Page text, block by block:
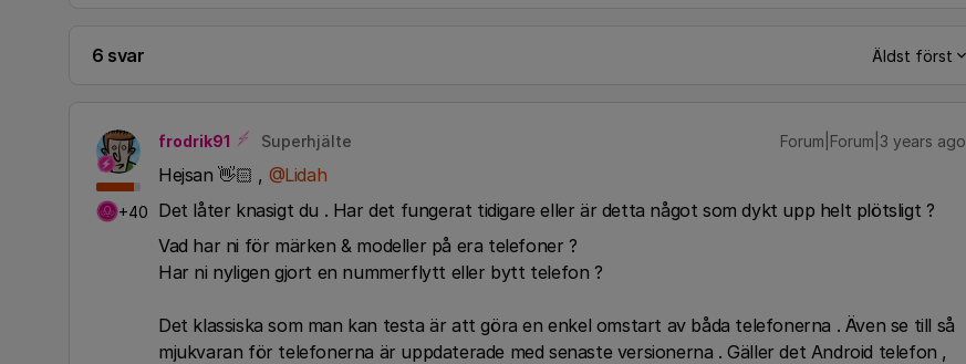
6 svar Äldst först
+40
frodrik91 Superhjälte Forum|Forum|3 years ago
Hejsan 👋🏻 , @Lidah
Det låter knasigt du . Har det fungerat tidigare eller är detta något som dykt upp helt plötsligt ?
Vad har ni för märken & modeller på era telefoner ?
Har ni nyligen gjort en nummerflytt eller bytt telefon ?
Det klassiska som man kan testa är att göra en enkel omstart av båda telefonerna . Även se till så
mjukvaran för telefonerna är uppdaterade med senaste versionerna . Gäller det Android telefon ,